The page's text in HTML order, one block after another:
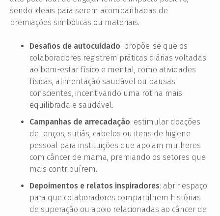
sendo ideais para serem acompanhadas de
premiações simbólicas ou materiais.
Desafios de autocuidado: propõe-se que os
colaboradores registrem práticas diárias voltadas
ao bem-estar físico e mental, como atividades
físicas, alimentação saudável ou pausas
conscientes, incentivando uma rotina mais
equilibrada e saudável.
Campanhas de arrecadação: estimular doações
de lenços, sutiãs, cabelos ou itens de higiene
pessoal para instituições que apoiam mulheres
com câncer de mama, premiando os setores que
mais contribuírem.
Depoimentos e relatos inspiradores: abrir espaço
para que colaboradores compartilhem histórias
de superação ou apoio relacionadas ao câncer de